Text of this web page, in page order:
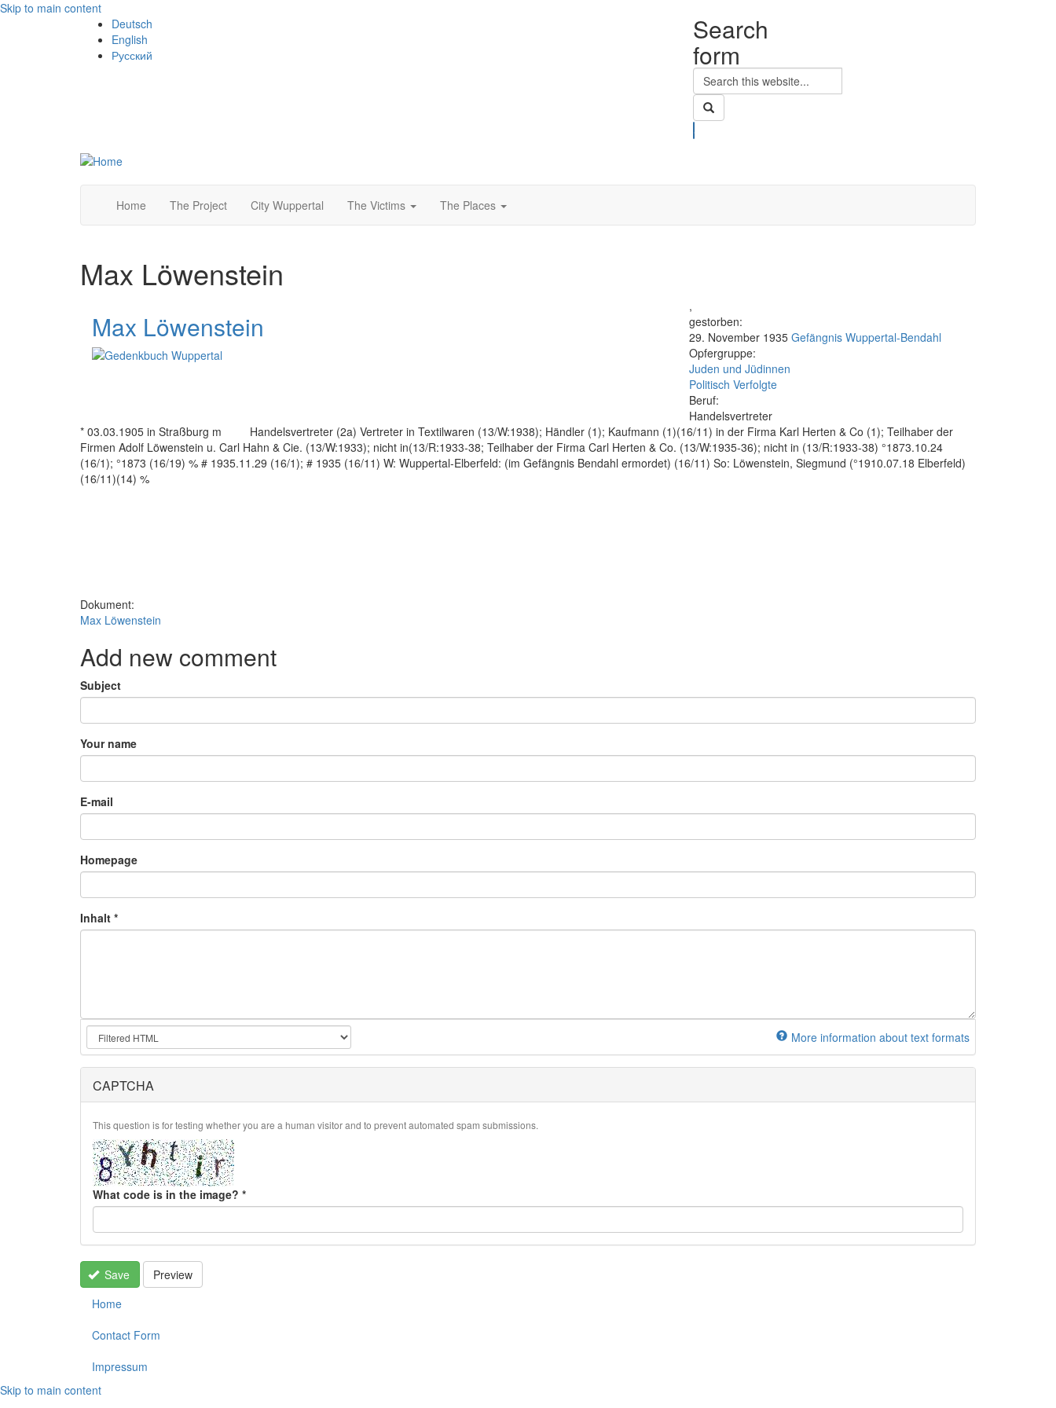
Skip to main content
Deutsch
English
Русский
Search
form
Search
Home The Project City Wuppertal The Victims The Places
Max Löwenstein
Max Löwenstein
,
gestorben:
29. November 1935 Gefängnis Wuppertal-Bendahl
Opfergruppe:
Juden und Jüdinnen
Politisch Verfolgte
Beruf:
Handelsvertreter
* 03.03.1905 in Straßburg m Handelsvertreter (2a) Vertreter in Textilwaren (13/W:1938); Händler (1); Kaufmann (1)(16/11) in der Firma Karl Herten & Co (1); Teilhaber der
Firmen Adolf Löwenstein u. Carl Hahn & Cie. (13/W:1933); nicht in(13/R:1933-38; Teilhaber der Firma Carl Herten & Co. (13/W:1935-36); nicht in (13/R:1933-38) °1873.10.24
(16/1); °1873 (16/19) % # 1935.11.29 (16/1); # 1935 (16/11) W: Wuppertal-Elberfeld: (im Gefängnis Bendahl ermordet) (16/11) So: Löwenstein, Siegmund (°1910.07.18 Elberfeld)
(16/11)(14) %
Dokument:
Max Löwenstein
Add new comment
Subject
Your name
E-mail
Homepage
Inhalt *
More information about text formats
CAPTCHA
This question is for testing whether you are a human visitor and to prevent automated spam submissions.
What code is in the image? *
Save
Preview
Home
Contact Form
Impressum
Skip to main content